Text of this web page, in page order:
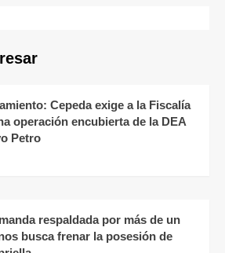
Cepeda exige a la Fiscalía
operación encubierta de la DEA
Petro
respaldada por más de un
busca frenar la posesión de